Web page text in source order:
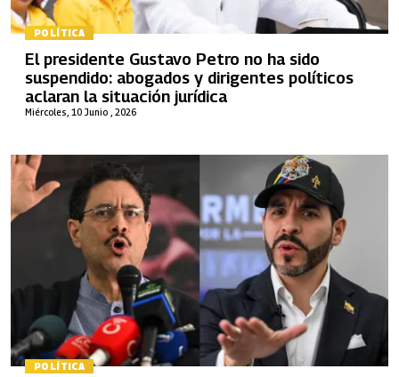
POLÍTICA
Miércoles, 10 Junio , 2026
El presidente Gustavo Petro no ha sido
suspendido: abogados y dirigentes políticos
aclaran la situación jurídica
POLÍTICA